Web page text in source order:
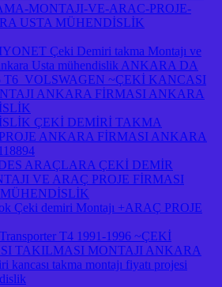
MONTAJI-VE-ARAC-PROJE-
USTA MÜHENDİSLİK
Çeki Demiri takma Montajı ve
Usta mühendislik ANKARA DA
T6 VOLSWAGEN ~ÇEKİ KANCASI
ANKARA FİRMASI ANKARA
ÇEKİ DEMİRİ TAKMA
ANKARA FİRMASI ANKARA
ARAÇLARA ÇEKİ DEMİR
VE ARAÇ PROJE FİRMASI
Çeki demiri Montajı +ARAÇ PROJE
T4 1991-1996 ~ÇEKİ
TAKILMASI MONTAJI ANKARA
kancası takma montajı fiyatı projesi